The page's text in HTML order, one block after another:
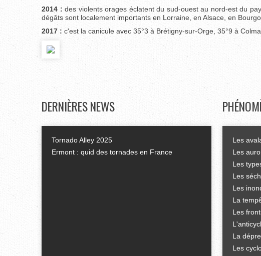
2014 : des violents orages éclatent du sud-ouest au nord-est du
dégâts sont localement importants en Lorraine, en Alsace, en
2017 : c'est la canicule avec 35°3 à Brétigny-sur-Orge, 35°9 à
DERNIÈRESNEWS
Tornado Alley 2025
Ermont : quid des tornades en France
Les
Les
Les
Les
Les
La
Les
La
Les